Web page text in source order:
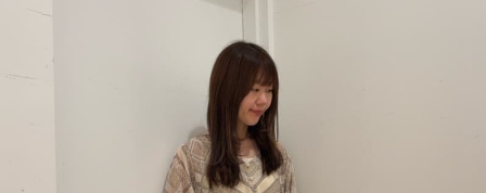
CATEGORYから探す
STORE BRAND・LABELから探す